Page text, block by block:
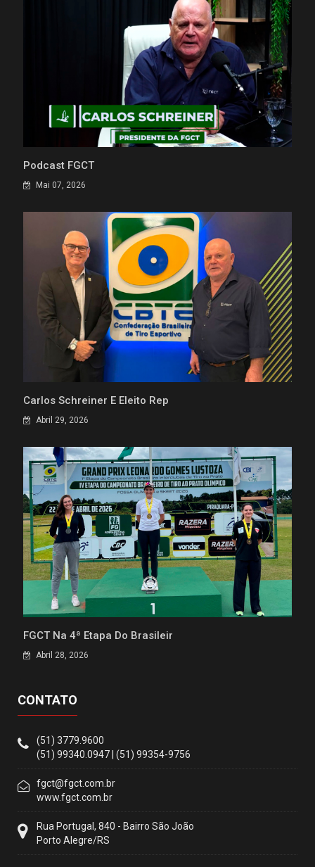
Podcast FGCT
Mai 07, 2026
Carlos Schreiner É Eleito Rep
Abril 29, 2026
FGCT Na 4ª Etapa Do Brasileir
Abril 28, 2026
CONTATO
(51) 3779.9600
(51) 99340.0947 | (51) 99354-9756
fgct@fgct.com.br
www.fgct.com.br
Rua Portugal, 840 - Bairro São João
Porto Alegre/RS